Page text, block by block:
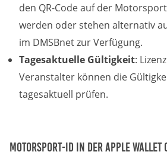
den QR-Code auf der
werden oder stehen alternativ
im DMSBnet zur Verfügung.
Tagesaktuelle Gültigkeit:
Veranstalter können die
tagesaktuell prüfen.
Motorsport-ID in der Apple Wallet